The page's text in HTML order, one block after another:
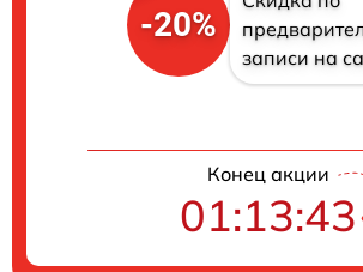
-20%
записи на
Конец акции
01:13:42